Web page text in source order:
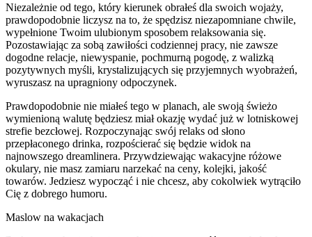
Niezależnie od tego, który kierunek obrałeś dla swoich wojaży,
prawdopodobnie liczysz na to, że spędzisz niezapomniane chwile,
wypełnione Twoim ulubionym sposobem relaksowania się.
Pozostawiając za sobą zawiłości codziennej pracy, nie zawsze
dogodne relacje, niewyspanie, pochmurną pogodę, z walizką
pozytywnych myśli, krystalizujących się przyjemnych wyobrażeń,
wyruszasz na upragniony odpoczynek.
Prawdopodobnie nie miałeś tego w planach, ale swoją świeżo
wymienioną walutę będziesz miał okazję wydać już w lotniskowej
strefie bezcłowej. Rozpoczynając swój relaks od słono
przepłaconego drinka, rozpościerać się będzie widok na
najnowszego dreamlinera. Przywdziewając wakacyjne różowe
okulary, nie masz zamiaru narzekać na ceny, kolejki, jakość
towarów. Jedziesz wypocząć i nie chcesz, aby cokolwiek wytrąciło
Cię z dobrego humoru.
Maslow na wakacjach